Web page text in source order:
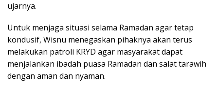
ujarnya.
Untuk menjaga situasi selama Ramadan agar tetap
kondusif, Wisnu menegaskan pihaknya akan terus
melakukan patroli KRYD agar masyarakat dapat
menjalankan ibadah puasa Ramadan dan salat tarawih
dengan aman dan nyaman.